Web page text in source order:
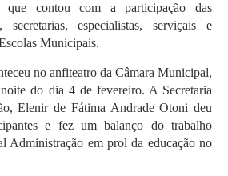
que contou com a participação das
secretarias, especialistas, serviçais e
Municipais.
no anfiteatro da Câmara Municipal,
do dia 4 de fevereiro. A Secretaria
Elenir de Fátima Andrade Otoni deu
e fez um balanço do trabalho
Administração em prol da educação no